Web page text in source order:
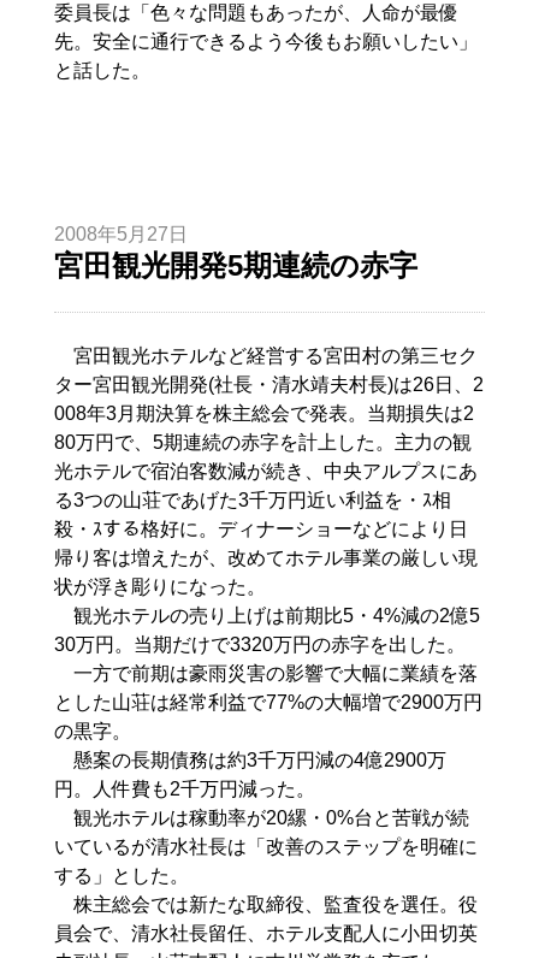
委員長は「色々な問題もあったが、人命が最優
先。安全に通行できるよう今後もお願いしたい」
と話した。
2008年5月27日
宮田観光開発5期連続の赤字
宮田観光ホテルなど経営する宮田村の第三セク
ター宮田観光開発(社長・清水靖夫村長)は26日、2
008年3月期決算を株主総会で発表。当期損失は2
80万円で、5期連続の赤字を計上した。主力の観
光ホテルで宿泊客数減が続き、中央アルプスにあ
る3つの山荘であげた3千万円近い利益を・ｽ相
殺・ｽする格好に。ディナーショーなどにより日
帰り客は増えたが、改めてホテル事業の厳しい現
状が浮き彫りになった。
観光ホテルの売り上げは前期比5・4%減の2億5
30万円。当期だけで3320万円の赤字を出した。
一方で前期は豪雨災害の影響で大幅に業績を落
とした山荘は経常利益で77%の大幅増で2900万円
の黒字。
懸案の長期債務は約3千万円減の4億2900万
円。人件費も2千万円減った。
観光ホテルは稼動率が20縲・0%台と苦戦が続
いているが清水社長は「改善のステップを明確に
する」とした。
株主総会では新たな取締役、監査役を選任。役
員会で、清水社長留任、ホテル支配人に小田切英